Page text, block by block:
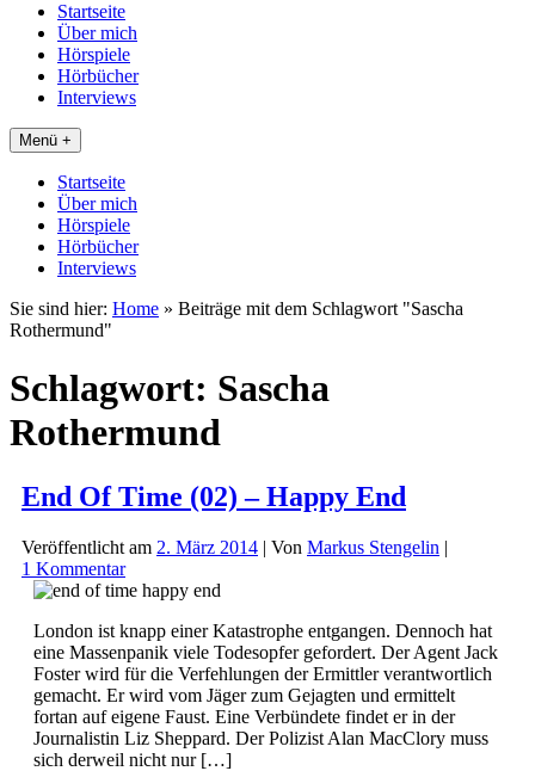
Startseite
Über mich
Hörspiele
Hörbücher
Interviews
Menü +
Startseite
Über mich
Hörspiele
Hörbücher
Interviews
Sie sind hier: Home » Beiträge mit dem Schlagwort "Sascha
Rothermund"
Schlagwort: Sascha
Rothermund
End Of Time (02) – Happy End
Veröffentlicht am 2. März 2014 | Von Markus Stengelin |
1 Kommentar
London ist knapp einer Katastrophe entgangen. Dennoch hat
eine Massenpanik viele Todesopfer gefordert. Der Agent Jack
Foster wird für die Verfehlungen der Ermittler verantwortlich
gemacht. Er wird vom Jäger zum Gejagten und ermittelt
fortan auf eigene Faust. Eine Verbündete findet er in der
Journalistin Liz Sheppard. Der Polizist Alan MacClory muss
sich derweil nicht nur […]